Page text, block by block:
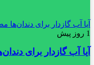
آیا آب گازدار برای
1 روز پیش
آیا آب گازدار برای